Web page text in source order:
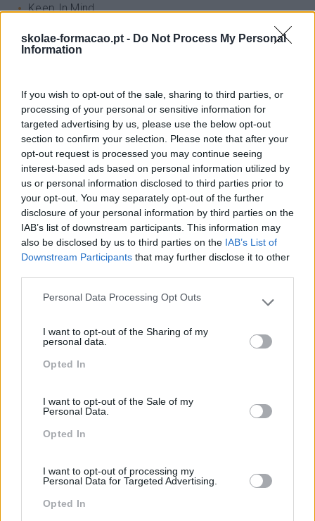
skolae-formacao.pt - Do Not Process My Personal
Information
If you wish to opt-out of the sale, sharing to third parties, or
processing of your personal or sensitive information for
targeted advertising by us, please use the below opt-out
section to confirm your selection. Please note that after your
opt-out request is processed you may continue seeing
interest-based ads based on personal information utilized by
us or personal information disclosed to third parties prior to
your opt-out. You may separately opt-out of the further
disclosure of your personal information by third parties on the
IAB’s list of downstream participants. This information may
also be disclosed by us to third parties on the IAB’s List of
Downstream Participants that may further disclose it to other
Please note that this website/app uses one or more Google
not limited to your visit or usage behaviour. You may click to
grant or deny consent to Google and its third-party tags to
use your data for below specified purposes in below Google
Personal Data Processing Opt Outs
I want to opt-out of the Sharing of my
personal data.
Opted In
I want to opt-out of the Sale of my
Personal Data.
Opted In
I want to opt-out of processing my
Personal Data for Targeted Advertising.
Opted In
Keep In Mind
Liderança
Pessoas
PORTO RH MEETING
Recursos Humanos
Sem Categoria
Sustentabilidade
Team Building
Tecnologias De Informação
Recentes
Feedback fora do
Como usar a escuta
ativa para reter talento,